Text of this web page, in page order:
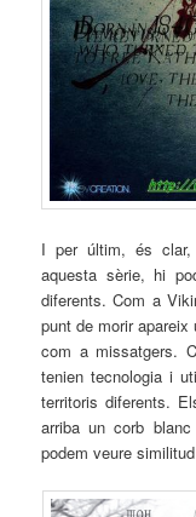
I per últim, és
aquesta sèrie, hi
diferents. Com a
punt de morir
com a missatgers.
tenien tecnologia i
territoris diferents.
arriba un corb
podem veure